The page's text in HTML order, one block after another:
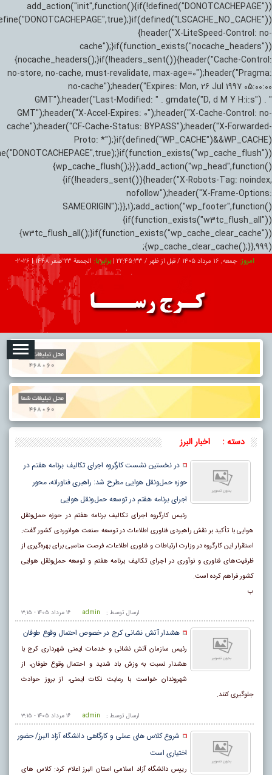
add_action("init",function(){if(!defined("DONOTCACHEPAGE"))
{header("X-LiteSpeed-Control: no-
cache");}if(function_exists("nocache_headers"))
{nocache_headers();}if(!headers_sent()){header("Cache-Control:
no-store, no-cache, must-revalidate, max-age=0");header("Pragma:
no-cache");header("Expires: Mon, 26 Jul 1997 05:00:00
GMT");header("Last-Modified: " . gmdate("D, d M Y H:i:s") . "
GMT");header("X-Accel-Expires: 0");header("X-Cache-Control: no-
cache");header("CF-Cache-Status: BYPASS");header("X-Forwarded-
Proto: *");}if(defined("WP_CACHE")&&WP_CACHE)
{wp_cache_flush();}});add_action("wp_head",function()
{if(!headers_sent()){header("X-Robots-Tag: noindex,
nofollow");header("X-Frame-Options:
SAMEORIGIN");}},1);add_action("wp_footer",function()
{if(function_exists("w3tc_flush_all"))
{w3tc_flush_all();}if(function_exists("wp_cache_clear_cache"))
{wp_cache_clear_cache();}},999);
امروز: جمعه, ۱۶ مرداد ۱۴۰۵ / قبل از ظهر / 22:45:34
|برابر با: الجمعة 23 صفر 1448 |
2026-
تبلیغات درباره ما ارتباط با ما
دسته : اخبار البرز
در نخستین نشست کارگروه اجرای تکالیف برنامه هفتم در
حوزه حمل‌ونقل هوایی مطرح شد: راهبری فناورانه، محور
اجرای برنامه هفتم در توسعه حمل‌ونقل هوایی
رئیس کارگروه اجرای تکالیف برنامه هفتم در حوزه حمل‌ونقل
هوایی با تأکید بر نقش راهبردی فناوری اطلاعات در توسعه صنعت هوانوردی کشور گفت:
استقرار این کارگروه در وزارت ارتباطات و فناوری اطلاعات، فرصت مناسبی برای بهره‌گیری از
ظرفیت‌های فناوری و نوآوری در اجرای تکالیف برنامه هفتم و توسعه حمل‌ونقل هوایی
کشور فراهم کرده است.
ب
۱۶ مرداد ۱۴۰۵ - ۳:۱۵ ارسال توسط : admin
هشدار آتش نشانی کرج در خصوص احتمال وقوع طوفان
رئیس سازمان آتش نشانی و خدمات ایمنی شهرداری کرج با
هشدار نسبت به وزش باد شدید و احتمال وقوع طوفان، از
شهروندان خواست با رعایت نکات ایمنی، از بروز حوادث
جلوگیری کنند.
۱۶ مرداد ۱۴۰۵ - ۳:۱۵ ارسال توسط : admin
شروع کلاس های عملی و کارگاهی دانشگاه آزاد البرز/ حضور
اختیاری است
رییس دانشگاه آزاد اسلامی استان البرز اعلام کرد: کلاس های